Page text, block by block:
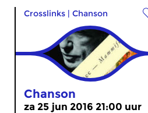
Crosslinks | Chanson
Chanson
za 25 jun 2016 21:00 uur